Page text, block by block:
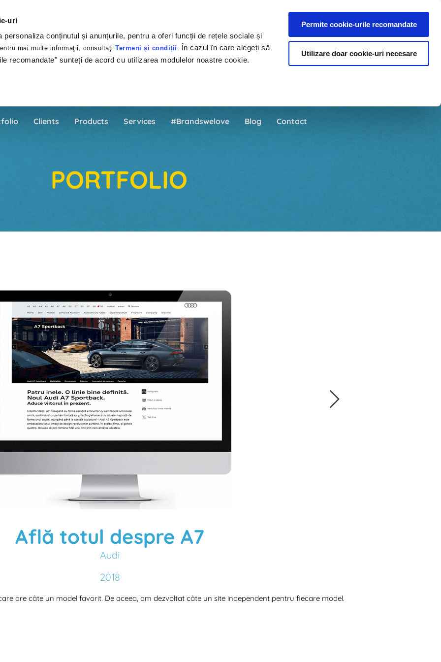
uri
personaliza conținutul și anunțurile, pentru a oferi funcții de rețele sociale și
mai multe informaţii, consultaţiTermeni și condiții . În cazul în care alegeți să
recomandate" sunteți de acord cu utilizarea modulelor noastre cookie.
Permite cookie-urile recomandate
Utilizare doar cookie-uri necesare
Clients Products Services #Brandswelove Blog Contact
PORTFOLIO
Află totul despre A7
Audi
2018
are câte un model favorit. De aceea, am dezvoltat câte un site independent pentru fiecare model.